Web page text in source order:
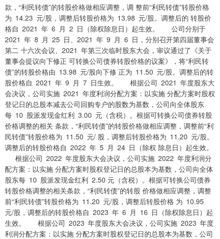
款，“利民转债”的转股价格做相应调整，调 整前“利民转债”转股价格
为 14.23 元/股，调整后转股价格为 13.98 元/股。调整后的 转股价
格自 2021 年 6 月 2 日（除权除息日）起生效。 公司分别于
2021 年 8 月 25 日、2021 年 9 月 6 日，分别召开第四届董事会
第二 十六次会议、2021 年第三次临时股东大会，审议通过了《关于
董事会提议向下修正 可转换公司债券转股价格的议案》，将“利民转
债”的转股价格由 13.98 元/股向下修 正为 11.50 元/股。调整后的转
股价格自 2021 年 9 月 7 日生效。 根据公司 2021 年度股东大
会决议，公司实施 2021 年度利润分配方案：以实施 分配方案时股权
登记日的总股本减去公司回购专户的股数为基数，公司向全体股东
每 10 股派发现金红利 3.00 元（含税）。根据可转换公司债券转股
价格调整的相关 条款，“利民转债”的转股价格做相应调整，调整前“利
民转债”转股价格为 11.50 元/ 股，调整后转股价格为 11.20 元/股。
调整后的转股价格自 2022 年 5 月 24 日（除权 除息日）起生效。
根据公司 2022 年度股东大会决议，公司实施 2022 年度利润分
配方案：以实施 分配方案时股权登记日的总股本为基数，公司向全体
股东每 10 股派发现金红利 2.50 元（含税）。根据可转换公司债券
转股价格调整的相关条款，“利民转债”的转股 价格做相应调整，调整
前“利民转债”转股价格为 11.20 元/股，调整后转股价格 为 10.95
元/股，调整后的转股价格自 2023 年 6 月 16 日（除权除息日）起
生效。 根据公司 2023 年度股东大会决议，公司实施 2023 年度
利润分配方案：以实施 分配方案时股权登记日的总股本为基数，公司